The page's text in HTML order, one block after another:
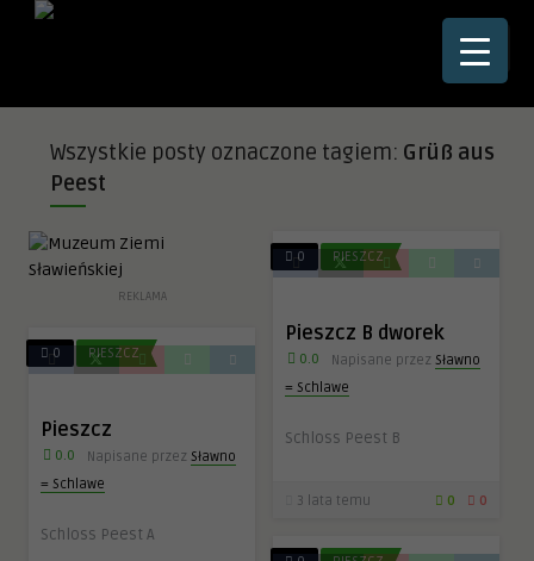
☰
Wszystkie posty oznaczone tagiem: Grüß aus
Peest
REKLAMA
0 PIESZCZ
Pieszcz B dworek
0.0 Napisane przez Sławno
= Schlawe
Schloss Peest B
3 lata temu 0 0
0 PIESZCZ
Pieszcz
0.0 Napisane przez Sławno
= Schlawe
Schloss Peest A